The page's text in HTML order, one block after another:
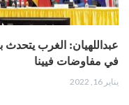
عبداللهيان: الغرب يتحدث
في مفاوضات فيينا
يناير 16, 2022